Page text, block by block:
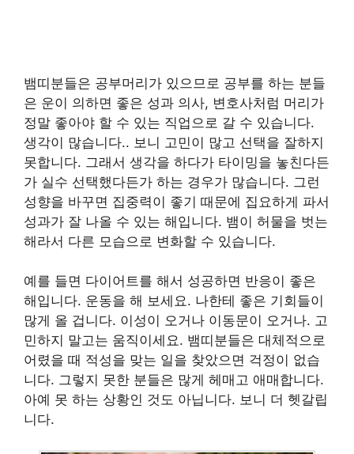
뱀띠분들은 공부머리가 있으므로 공부를 하는 분들
은 운이 의하면 좋은 성과 의사, 변호사처럼 머리가
정말 좋아야 할 수 있는 직업으로 갈 수 있습니다.
생각이 많습니다.. 보니 고민이 많고 선택을 잘하지
못합니다. 그래서 생각을 하다가 타이밍을 놓친다든
가 실수 선택했다든가 하는 경우가 많습니다. 그런
성향을 바꾸면 집중력이 좋기 때문에 집요하게 파서
성과가 잘 나올 수 있는 해입니다. 뱀이 허물을 벗는
해라서 다른 모습으로 변화할 수 있습니다.
예를 들면 다이어트를 해서 성공하면 반응이 좋은
해입니다. 운동을 해 보세요. 나한테 좋은 기회들이
많게 올 겁니다. 이성이 오거나 이동문이 오거나. 고
민하지 말고는 움직이세요. 뱀띠분들은 대체적으로
어렸을 때 적성을 맞는 일을 찾았으면 걱정이 없습
니다. 그렇지 못한 분들은 많게 헤매고 애매합니다.
아예 못 하는 상황인 것도 아닙니다. 보니 더 헷갈립
니다.